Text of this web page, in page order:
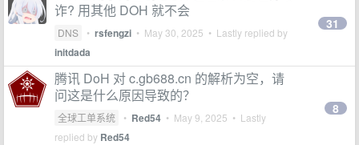
诈? 用其他 DOH 就不会
DNS • rsfengzi • May 30, 2025 • Lastly replied by
initdada
31
腾讯 DoH 对 c.gb688.cn 的解析为空，请
问这是什么原因导致的？
全球工单系统 • Red54 • May 9, 2025 • Lastly
replied by Red54
8